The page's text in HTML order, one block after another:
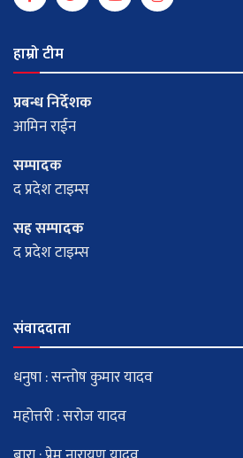
हाम्रो टीम
प्रबन्ध निर्देशक
आमिन राईन
सम्पादक
द प्रदेश टाइम्स
सह सम्पादक
द प्रदेश टाइम्स
संवाददाता
धनुषा : सन्तोष कुमार यादव
महोत्तरी : सरोज यादव